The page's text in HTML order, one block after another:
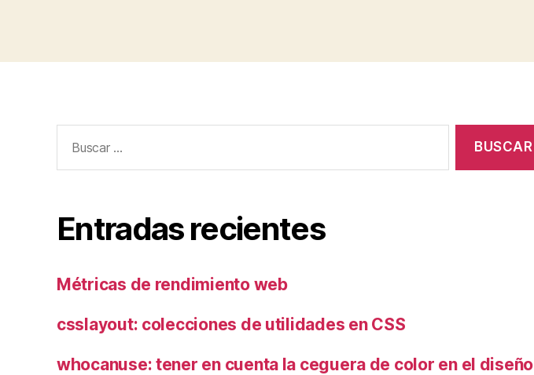
Entradas recientes
Métricas de rendimiento web
csslayout: colecciones de utilidades en CSS
whocanuse: tener en cuenta la ceguera de color en el diseño